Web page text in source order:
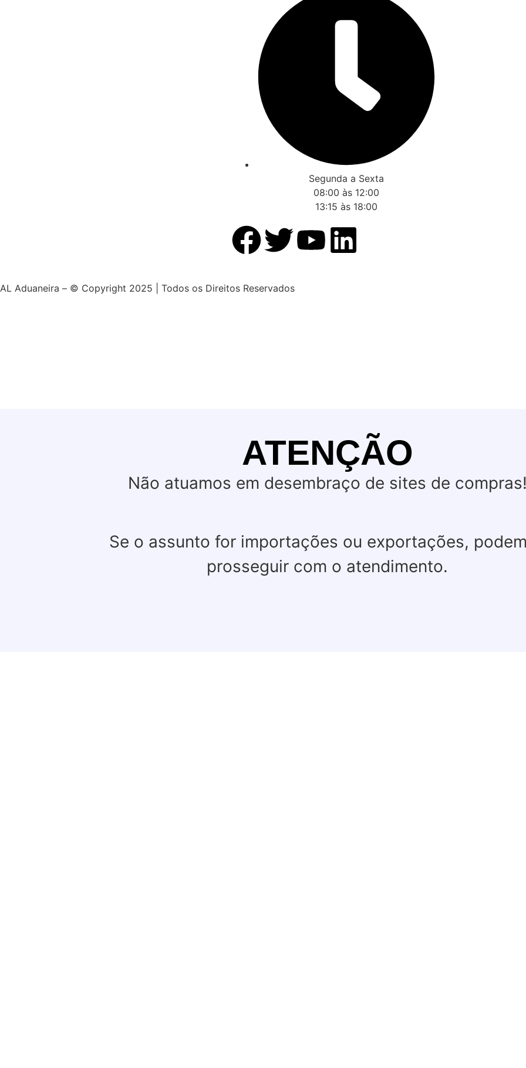
Segunda a Sexta
08:00 às 12:00
13:15 às 18:00
AL Aduaneira – © Copyright 2025 | Todos os Direitos Reservados
ATENÇÃO
Não atuamos em desembraço de sites de compras!
Se o assunto for importações ou exportações,
prosseguir com o atendimento.